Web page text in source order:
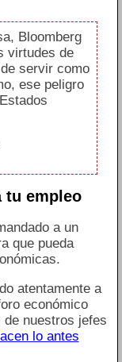
Bloomberg
virtudes de
servir como
ese peligro
tu empleo
a un
que pueda
atentamente a
económico
de nuestros jefes
lo antes